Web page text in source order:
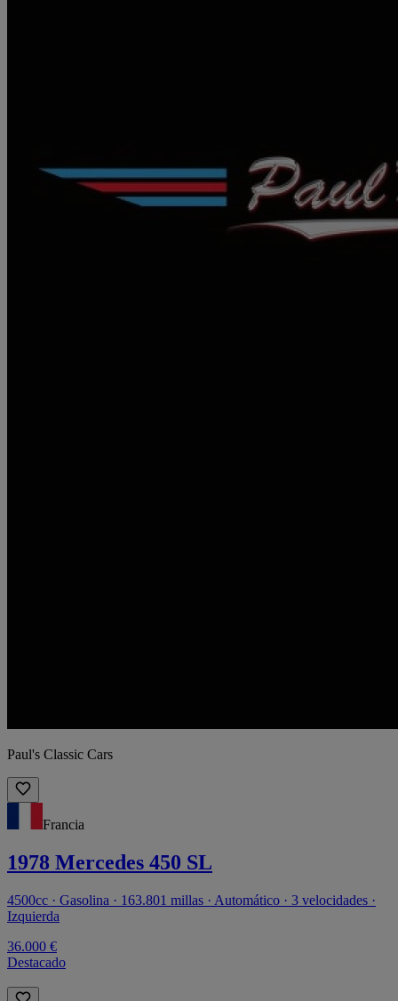
Paul's Classic Cars
Francia
1978 Mercedes 450 SL
4500cc · Gasolina · 163.801 millas · Automático · 3 velocidades ·
Izquierda
36.000 €
Destacado